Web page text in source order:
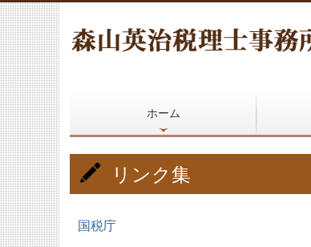
ホーム
リンク集
国税庁